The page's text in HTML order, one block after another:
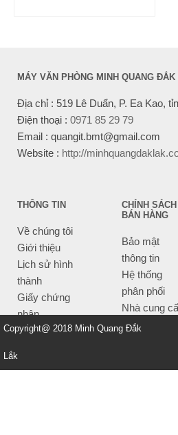
MÁY VĂN PHÒNG MINH QUANG
Địa chỉ : 519 Lê Duẩn, P. Ea Kao,
Điện thoại : 0971 85 29 79
Email : quangit.bmt@gmail.com
Website : http://
THÔNG TIN
Về chúng tôi
Giới thiệu
Lịch sử hình
thành
Giấy chứng
nhận
CHÍNH SÁCH
BÁN HÀNG
Bảo mật
thông tin
Hệ thống
phân phối
Nhà cung
Tiêu chí bán
Copyright@ 2018 Minh Quang Đắk
Lắk